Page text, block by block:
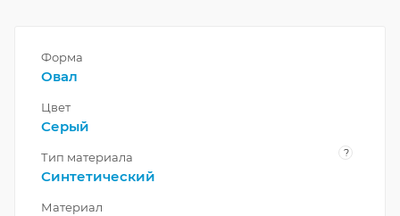
Форма
Овал
Цвет
Серый
Тип материала ?
Синтетический
Материал